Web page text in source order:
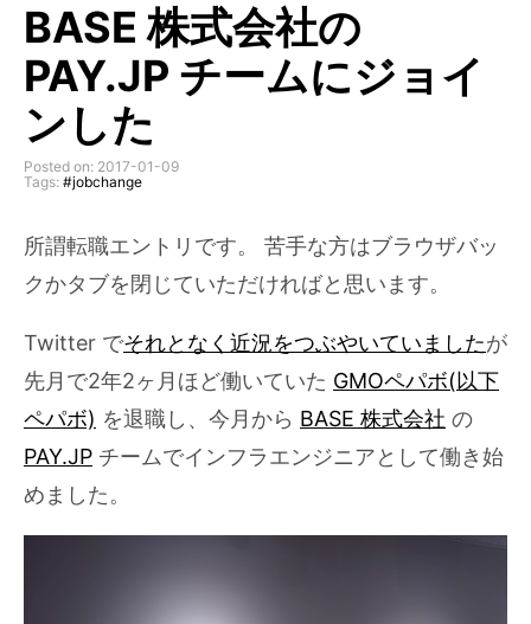
BASE 株式会社の
PAY.JP チームにジョイ
ンした
Posted on: 2017-01-09
Tags: #jobchange
所謂転職エントリです。 苦手な方はブラウザバッ
クかタブを閉じていただければと思います。
Twitter でそれとなく近況をつぶやいていましたが
先月で2年2ヶ月ほど働いていた GMOペパボ(以下
ペパボ) を退職し、今月から BASE 株式会社 の
PAY.JP チームでインフラエンジニアとして働き始
めました。